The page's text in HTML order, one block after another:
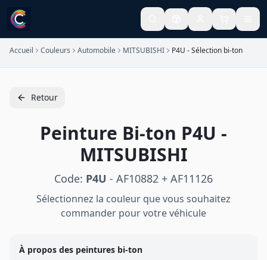
Accueil Couleurs Automobile MITSUBISHI P4U - Sélection bi-ton
Retour
Peinture Bi-ton P4U -
MITSUBISHI
Code: P4U - AF10882 + AF11126
Sélectionnez la couleur que vous souhaitez
commander pour votre véhicule
À propos des peintures bi-ton